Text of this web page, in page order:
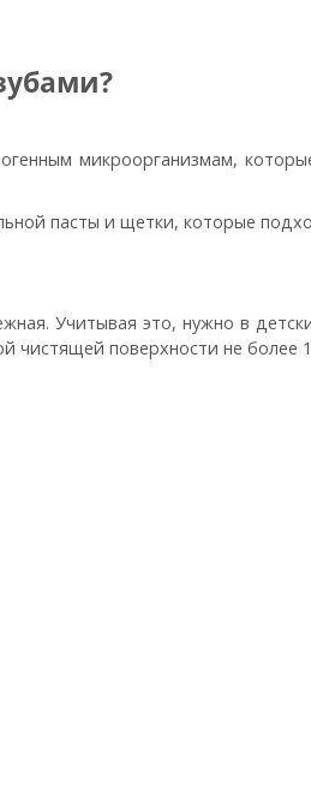
микроорганизмам,
пасты и щетки, которые
Учитывая это, нужно в
чистящей поверхности не